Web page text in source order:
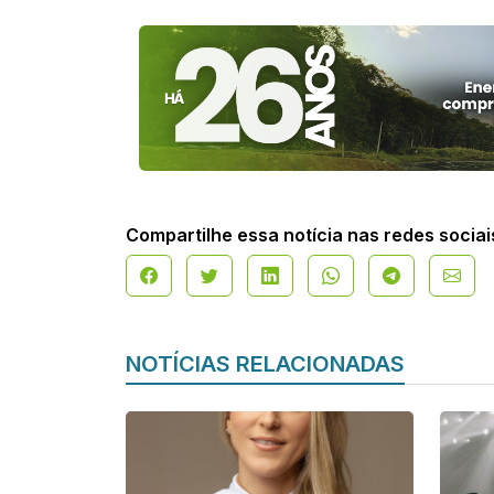
Compartilhe essa notícia nas redes
NOTÍCIAS RELACIONADAS